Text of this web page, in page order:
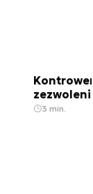
3 min.